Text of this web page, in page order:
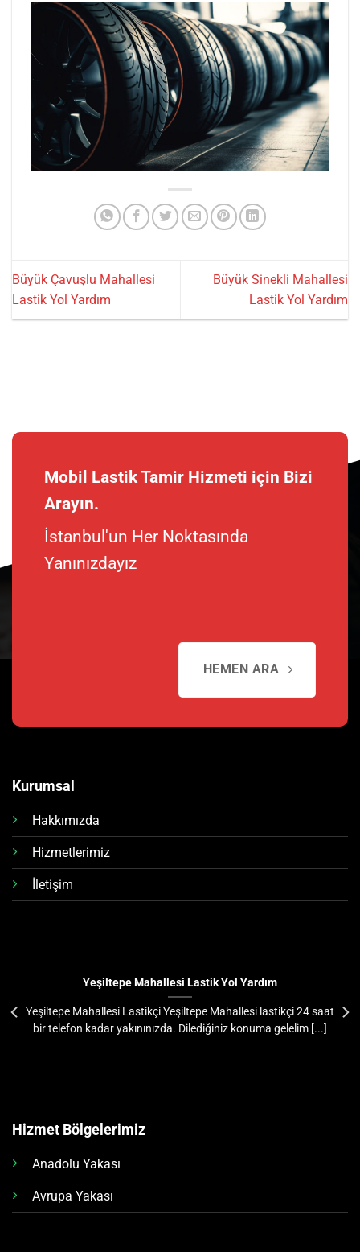
Büyük Çavuşlu Mahallesi
Lastik Yol Yardım
Büyük Sinekli Mahallesi
Lastik Yol Yardım
Mobil Lastik Tamir Hizmeti için Bizi
Arayın.
İstanbul'un Her Noktasında
Yanınızdayız
HEMEN ARA
Kurumsal
Hakkımızda
Hizmetlerimiz
İletişim
Yeşiltepe Mahallesi Lastik Yol Yardım
Yeşiltepe Mahallesi Lastikçi Yeşiltepe Mahallesi lastikçi 24 saat
bir telefon kadar yakınınızda. Dilediğiniz konuma gelelim [...]
Hizmet Bölgelerimiz
Anadolu Yakası
Avrupa Yakası